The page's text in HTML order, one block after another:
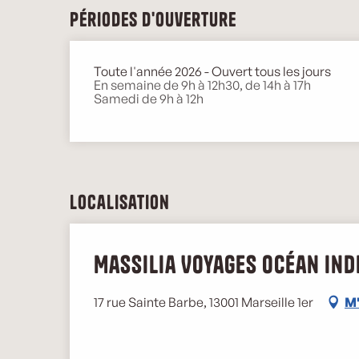
Périodes d'ouverture
Toute l'année 2026 - Ouvert tous les jours
En semaine de 9h à 12h30, de 14h à 17h
Samedi de 9h à 12h
Localisation
Massilia Voyages Océan
17 rue Sainte Barbe, 13001 Marseille 1er